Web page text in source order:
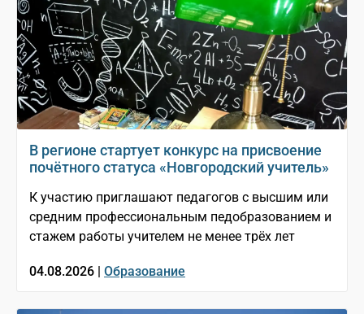
В регионе стартует конкурс на присвоение
почётного статуса «Новгородский учитель»
К участию приглашают педагогов с высшим или
средним профессиональным педобразованием и
стажем работы учителем не менее трёх лет
04.08.2026 | Образование